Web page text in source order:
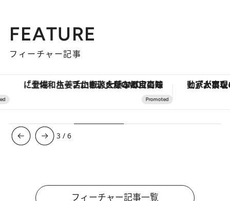
FEATURE
フィーチャー記事
「土佐和ハーブかき氷」がOMO7高知に登場！生姜、山椒、大葉など目にも舌にも涼を呼ぶ郷土の味
3 /6
フィーチャー記事一覧